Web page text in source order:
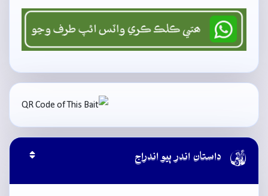
 داستان اندر ٻيو اندراج